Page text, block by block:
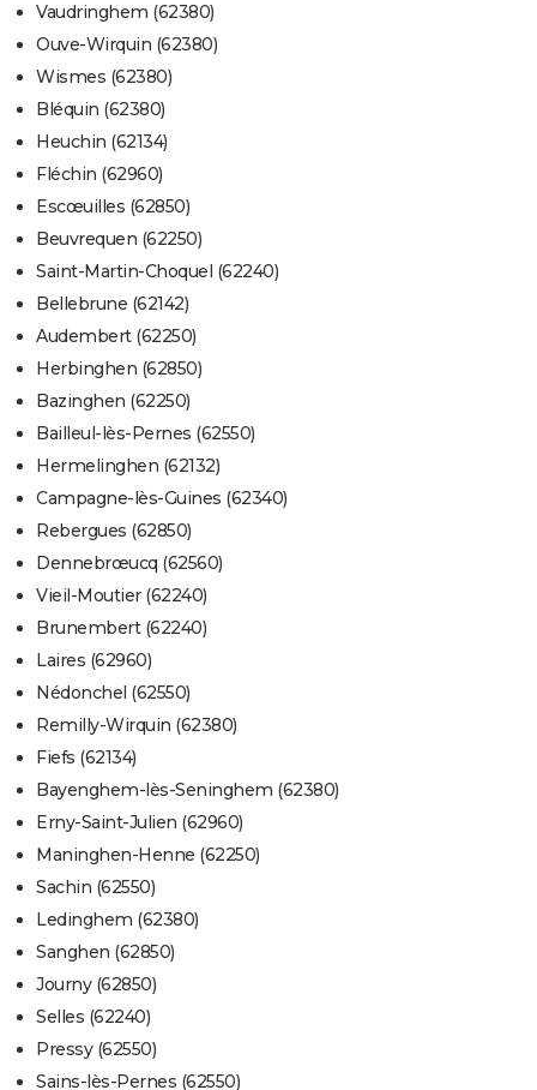
Vaudringhem (62380)
Ouve-Wirquin (62380)
Wismes (62380)
Bléquin (62380)
Heuchin (62134)
Fléchin (62960)
Escœuilles (62850)
Beuvrequen (62250)
Saint-Martin-Choquel (62240)
Bellebrune (62142)
Audembert (62250)
Herbinghen (62850)
Bazinghen (62250)
Bailleul-lès-Pernes (62550)
Hermelinghen (62132)
Campagne-lès-Guines (62340)
Rebergues (62850)
Dennebrœucq (62560)
Vieil-Moutier (62240)
Brunembert (62240)
Laires (62960)
Nédonchel (62550)
Remilly-Wirquin (62380)
Fiefs (62134)
Bayenghem-lès-Seninghem (62380)
Erny-Saint-Julien (62960)
Maninghen-Henne (62250)
Sachin (62550)
Ledinghem (62380)
Sanghen (62850)
Journy (62850)
Selles (62240)
Pressy (62550)
Sains-lès-Pernes (62550)